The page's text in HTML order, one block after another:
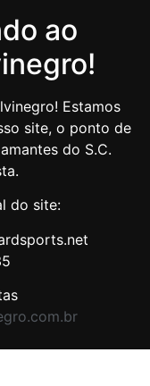
ao
Estamos
site, o ponto de
do S.C.
do site: